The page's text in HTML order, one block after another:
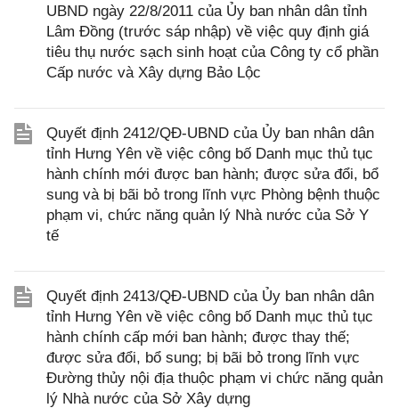
UBND ngày 22/8/2011 của Ủy ban nhân dân tỉnh
Lâm Đồng (trước sáp nhập) về việc quy định giá
tiêu thụ nước sạch sinh hoạt của Công ty cổ phần
Cấp nước và Xây dựng Bảo Lộc
Quyết định 2412/QĐ-UBND của Ủy ban nhân dân
tỉnh Hưng Yên về việc công bố Danh mục thủ tục
hành chính mới được ban hành; được sửa đổi, bổ
sung và bị bãi bỏ trong lĩnh vực Phòng bệnh thuộc
phạm vi, chức năng quản lý Nhà nước của Sở Y
tế
Quyết định 2413/QĐ-UBND của Ủy ban nhân dân
tỉnh Hưng Yên về việc công bố Danh mục thủ tục
hành chính cấp mới ban hành; được thay thế;
được sửa đổi, bổ sung; bị bãi bỏ trong lĩnh vực
Đường thủy nội địa thuộc phạm vi chức năng quản
lý Nhà nước của Sở Xây dựng